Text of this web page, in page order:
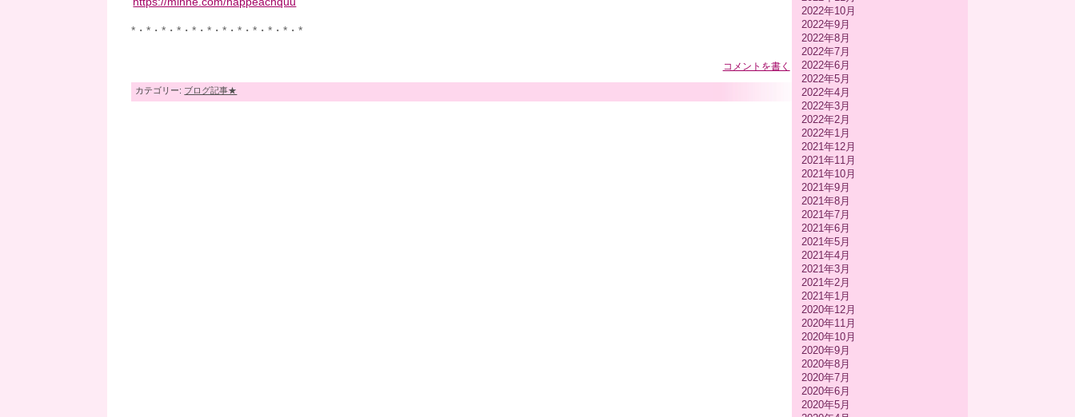
2022年10月
2022年9月
2022年8月
2022年7月
2022年6月
2022年5月
2022年4月
2022年3月
2022年2月
2022年1月
2021年12月
2021年11月
2021年10月
2021年9月
2021年8月
2021年7月
2021年6月
2021年5月
2021年4月
2021年3月
2021年2月
2021年1月
2020年12月
2020年11月
2020年10月
2020年9月
2020年8月
2020年7月
2020年6月
2020年5月
*・*・*・*・*・*・*・*・*・*・*・*
コメントを書く
カテゴリー: ブログ記事★